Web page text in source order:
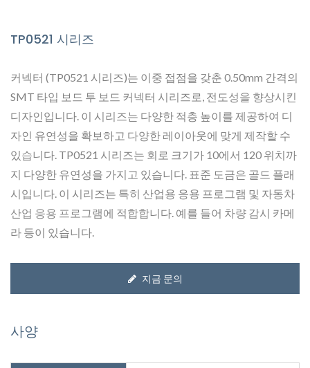
TP0521 시리즈
커넥터 (TP0521 시리즈)는 이중 접점을 갖춘 0.50mm 간격의
SMT 타입 보드 투 보드 커넥터 시리즈로, 전도성을 향상시킨
디자인입니다. 이 시리즈는 다양한 적층 높이를 제공하여 디
자인 유연성을 확보하고 다양한 레이아웃에 맞게 제작할 수
있습니다. TP0521 시리즈는 회로 크기가 10에서 120 위치까
지 다양한 유연성을 가지고 있습니다. 표준 도금은 골드 플래
시입니다. 이 시리즈는 특히 산업용 응용 프로그램 및 자동차
산업 응용 프로그램에 적합합니다. 예를 들어 차량 감시 카메
라 등이 있습니다.
지금 문의
사양